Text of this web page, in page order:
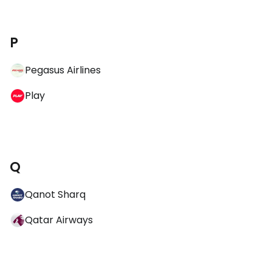
P
Pegasus Airlines
Play
Q
Qanot Sharq
Qatar Airways